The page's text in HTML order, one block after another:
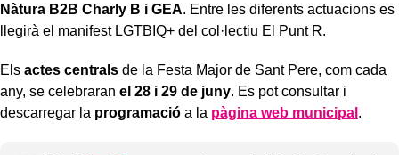
Nàtura B2B Charly B i GEA. Entre les diferents actuacions es
llegirà el manifest LGTBIQ+ del col·lectiu El Punt R.
Els actes centrals de la Festa Major de Sant Pere, com cada
any, se celebraran el 28 i 29 de juny. Es pot consultar i
descarregar la programació a la pàgina web municipal .